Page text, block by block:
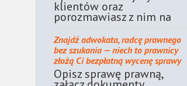
klientów oraz
porozmawiasz z nim na
Znajdź adwokata, radcę prawnego
bez szukania — niech to prawnicy
złożą Ci bezpłatną wycenę sprawy
Opisz sprawę prawną,